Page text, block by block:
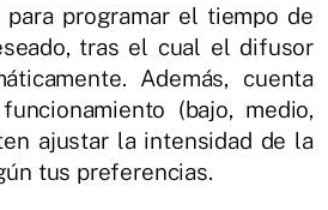
para programar el tiempo de
tras el cual el difusor
Además, cuenta
(bajo, medio,
ajustar la intensidad de la
tus preferencias.